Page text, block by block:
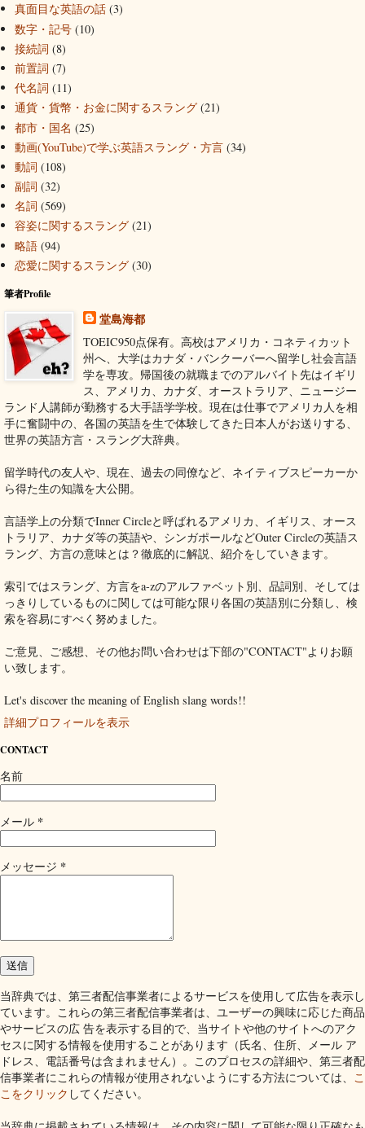
真面目な英語の話 (3)
数字・記号 (10)
接続詞 (8)
前置詞 (7)
代名詞 (11)
通貨・貨幣・お金に関するスラング (21)
都市・国名 (25)
動画(YouTube)で学ぶ英語スラング・方言 (34)
動詞 (108)
副詞 (32)
名詞 (569)
容姿に関するスラング (21)
略語 (94)
恋愛に関するスラング (30)
筆者Profile
堂島海都
TOEIC950点保有。高校はアメリカ・コネティカット
州へ、大学はカナダ・バンクーバーへ留学し社会言語
学を専攻。帰国後の就職までのアルバイト先はイギリ
ス、アメリカ、カナダ、オーストラリア、ニュージー
ランド人講師が勤務する大手語学学校。現在は仕事でアメリカ人を相
手に奮闘中の、各国の英語を生で体験してきた日本人がお送りする、
世界の英語方言・スラング大辞典。
留学時代の友人や、現在、過去の同僚など、ネイティブスピーカーか
ら得た生の知識を大公開。
言語学上の分類でInner Circleと呼ばれるアメリカ、イギリス、オース
トラリア、カナダ等の英語や、シンガポールなどOuter Circleの英語ス
ラング、方言の意味とは？徹底的に解説、紹介をしていきます。
索引ではスラング、方言をa-zのアルファベット別、品詞別、そしては
っきりしているものに関しては可能な限り各国の英語別に分類し、検
索を容易にすべく努めました。
ご意見、ご感想、その他お問い合わせは下部の"CONTACT"よりお願
い致します。
Let's discover the meaning of English slang words!!
詳細プロフィールを表示
CONTACT
名前
メール *
メッセージ *
当辞典では、第三者配信事業者によるサービスを使用して広告を表示し
ています。これらの第三者配信事業者は、ユーザーの興味に応じた商品
やサービスの広 告を表示する目的で、当サイトや他のサイトへのアク
セスに関する情報を使用することがあります（氏名、住所、メール ア
ドレス、電話番号は含まれません）。このプロセスの詳細や、第三者配
信事業者にこれらの情報が使用されないようにする方法については、
こ
こをクリック してください。